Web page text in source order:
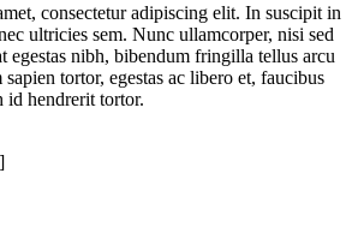
consectetur adipiscing elit. In suscipit in
ultricies sem. Nunc ullamcorper, nisi sed
egestas nibh, bibendum fringilla tellus arcu
tortor, egestas ac libero et, faucibus
id hendrerit tortor.